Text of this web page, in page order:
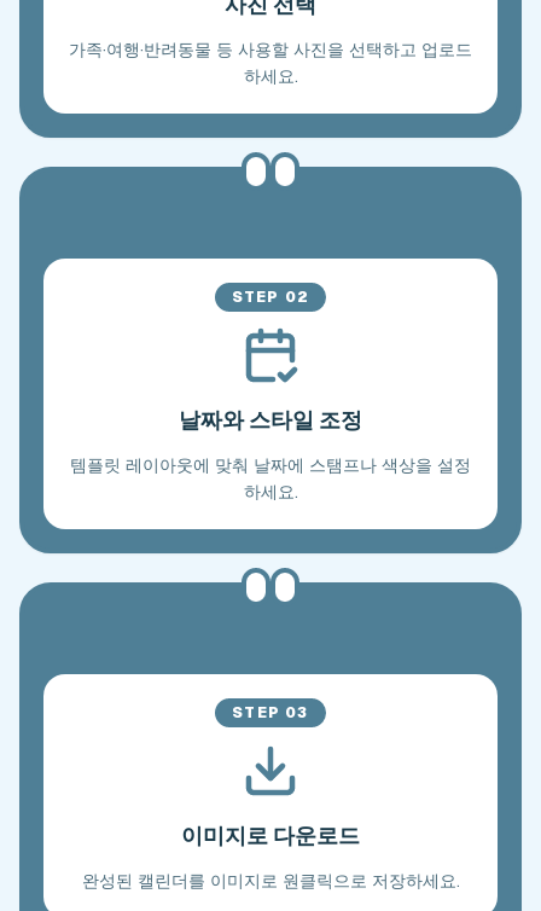
가족·여행·반려동물 등 사용할 사진을 선택하고 업로드
하세요.
STEP 02
날짜와 스타일 조정
템플릿 레이아웃에 맞춰 날짜에 스탬프나 색상을 설정
하세요.
STEP 03
이미지로 다운로드
완성된 캘린더를 이미지로 원클릭으로 저장하세요.